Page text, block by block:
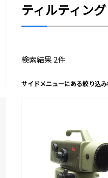
ティルティン
検索結果 2件
サイドメニューにある絞り込